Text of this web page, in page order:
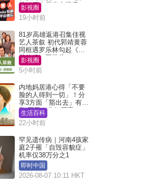
苏姐原来是半山楼后
影视圈
19小时前
81岁高雄返港召集佳视
艺人茶叙 初代郭靖黄蓉
同框遇罗乐林勾起《神
雕侠侣》回忆杀
影视圈
5小时前
内地妈居港心得「不要
脸的人得到一切」！分
享3方面「豁出去」有著
数 网民：你好厉害
生活百科
22小时前
罕见遗传病｜河南4孩家
庭2子罹「自毁容貌症」
机率仅38万分之1
即时中国
2026-08-07 10:11 HKT